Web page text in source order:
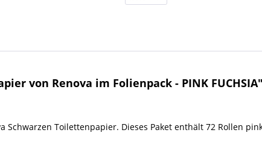
von Renova im Folienpack - PINK FUCHSIA"
Toilettenpapier. Dieses Paket enthält 72 Rollen